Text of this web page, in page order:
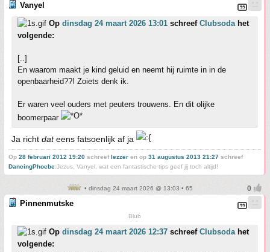
Vanyel
Op dinsdag 24 maart 2026 13:01 schreef Clubsodahet
volgende:
[..]
En waarom maakt je kind geluid en neemt hij ruimte in in de
openbaarheid??! Zoiets denk ik.
Er waren veel ouders met peuters trouwens. En dit olijke
boomerpaar
Ja richt dateens fatsoenlijk af ja
Op 28 februari 2012 19:20 schreeflezzer en op 31 augustus 2013 21:27 schreef
DancingPhoebe:Jezus, Vanyel, wat een fantastische tips geef jij toch altijd!
• dinsdag 24 maart 2026 @ 13:03 • 65
Pinnenmutske
Blub
Op dinsdag 24 maart 2026 12:37 schreef Clubsodahet
volgende: